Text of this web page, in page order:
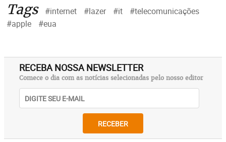
Tags #internet #lazer #it
#telecomunicações
#apple
#eua
RECEBA NOSSA NEWSLETTER
Comece o dia com as notícias selecionadas pelo nosso editor
RECEBER